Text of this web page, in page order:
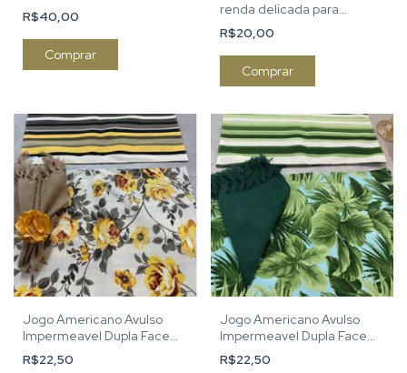
R$40,00
Comprar
renda delicada para
cozinha
R$20,00
Jogo Americano Avulso
Impermeavel Dupla Face
Amarelo Floral
R$22,50
Jogo Americano Avulso
Impermeavel Dupla Face
Folhagem Verde
R$22,50